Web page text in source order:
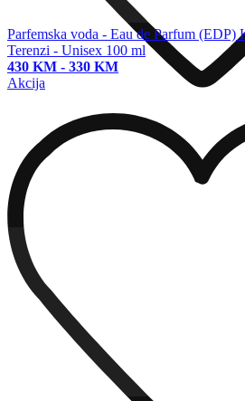
Parfemska voda - Eau de Parfum (EDP)
Terenzi - Unisex 100 ml
430 KM - 330 KM
Akcija